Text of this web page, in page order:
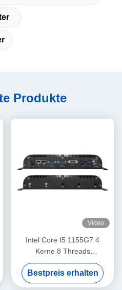
Produkte
Video
Intel Core I5 1155G7 4
Kerne 8 Threads
Ventilatorlose
Industriecomputer mit 6COM
WiFi und GPIO
Bestpreis erhalten